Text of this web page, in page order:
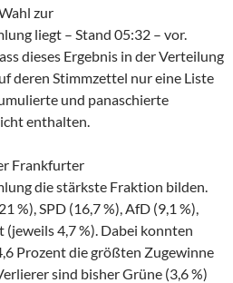
zur
liegt – Stand 05:32 – vor.
dieses Ergebnis in der Verteilung
deren Stimmzettel nur eine Liste
und panaschierte
enthalten.
Frankfurter
die stärkste Fraktion bilden.
%), SPD (16,7 %), AfD (9,1 %),
(jeweils 4,7 %). Dabei konnten
Prozent die größten Zugewinne
sind bisher Grüne (3,6 %)